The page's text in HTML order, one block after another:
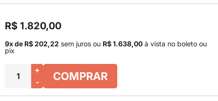
R$ 1.820,00
9x de R$ 202,22 sem juros ou R$ 1.638,00 à vista no boleto ou
pix
+
-
COMPRAR